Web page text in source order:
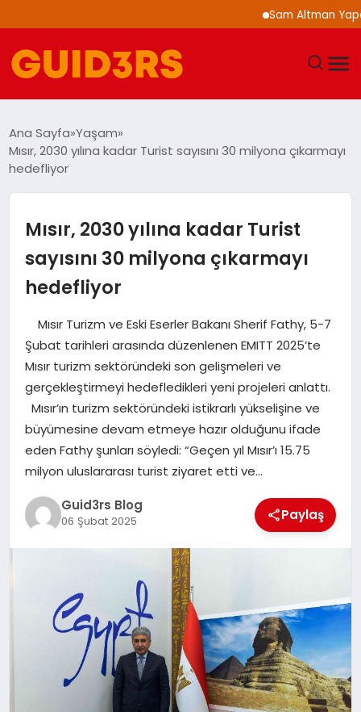
Sam Altman Yapay
YAŞAM
SAĞLIK
EKONOMI
MAGAZIN
EĞITIM
Ana Sayfa Yaşam
Mısır, 2030 yılına kadar Turist sayısını 30 milyona çıkarmayı
hedefliyor
Mısır, 2030 yılına kadar Turist
sayısını 30 milyona çıkarmayı
hedefliyor
Mısır Turizm ve Eski Eserler Bakanı Sherif Fathy, 5-7
Şubat tarihleri arasında düzenlenen EMITT 2025’te
Mısır turizm sektöründeki son gelişmeleri ve
gerçekleştirmeyi hedefledikleri yeni projeleri anlattı.
Mısır’ın turizm sektöründeki istikrarlı yükselişine ve
büyümesine devam etmeye hazır olduğunu ifade
eden Fathy şunları söyledi: “Geçen yıl Mısır’ı 15.75
milyon uluslararası turist ziyaret etti ve…
Guid3rs Blog
06 Şubat 2025 Paylaş